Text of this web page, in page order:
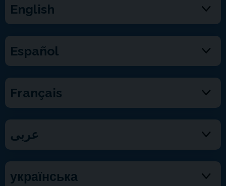
English
Español
Français
عربى
українська